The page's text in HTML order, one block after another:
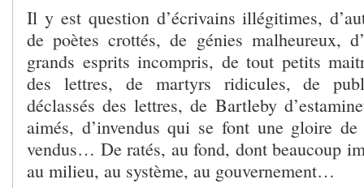
Il y est question d’écrivains illégitimes,
de poètes crottés, de génies malheureux,
grands esprits incompris, de tout petits
des lettres, de martyrs ridicules, de
déclassés des lettres, de Bartleby
aimés, d’invendus qui se font une gloire de
vendus… De ratés, au fond, dont beaucoup
au milieu, au système, au gouvernement…